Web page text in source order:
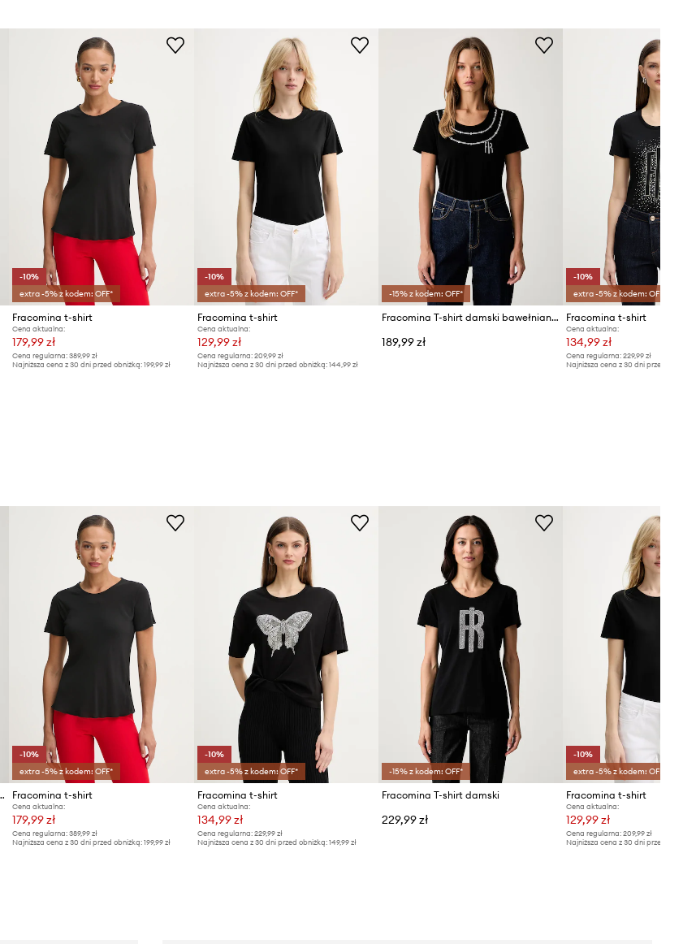
Tabela rozmiarów
-10%
extra -5% z kodem: OFF*
Fracomina t-shirt
Cena aktualna:
179,99 zł
Cena regularna: 389,99 zł
Najniższa cena z 30 dni przed obniżką: 199,99 zł
-10%
extra -5% z kodem: OFF*
Fracomina t-shirt
Cena aktualna:
129,99 zł
Cena regularna: 209,99 zł
Najniższa cena z 30 dni przed obniżką: 144,99 zł
-15% z kodem: OFF*
Fracomina T-shirt damski bawełniany z elastanem
189,99 zł
-10%
extra -5% z kodem: OFF*
Fracomina t-shirt
Cena aktualna:
134,99 zł
Cena regularna: 229,99 zł
Najniższa cena z 30 dni przed obniżką:
z elastanem
-10%
extra -5% z kodem: OFF*
Fracomina t-shirt
Cena aktualna:
179,99 zł
Cena regularna: 389,99 zł
Najniższa cena z 30 dni przed obniżką: 199,99 zł
-10%
extra -5% z kodem: OFF*
Fracomina t-shirt
Cena aktualna:
134,99 zł
Cena regularna: 229,99 zł
Najniższa cena z 30 dni przed obniżką: 149,99 zł
-15% z kodem: OFF*
Fracomina T-shirt damski
229,99 zł
-10%
extra -5% z kodem: OFF*
Fracomina t-shirt
Cena aktualna:
129,99 zł
Cena regularna: 209,99 zł
Najniższa cena z 30 dni przed obniżką: